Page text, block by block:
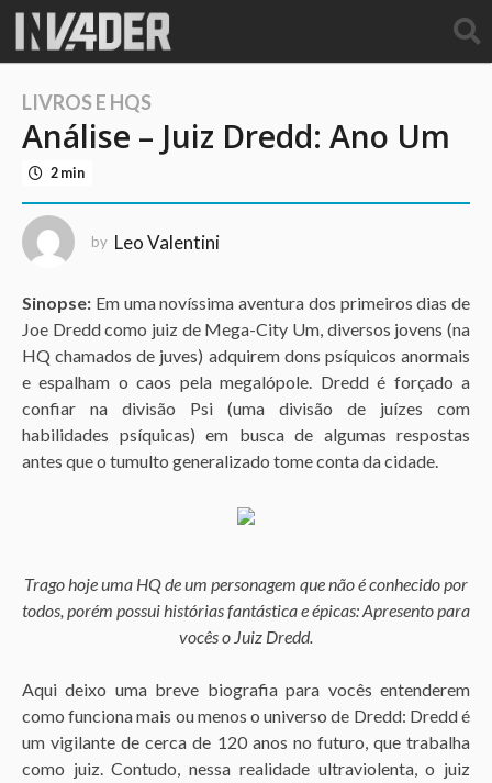
1
0
a
n
o
s
a
o
3
a
n
o
s
a
LIVROS E HQS
Análise – Juiz Dredd: Ano Um
2 min
by Leo Valentini
Sinopse: Em uma novíssima aventura dos primeiros dias de
Joe Dredd como juiz de Mega-City Um, diversos jovens (na
HQ chamados de juves) adquirem dons psíquicos anormais
e espalham o caos pela megalópole. Dredd é forçado a
confiar na divisão Psi (uma divisão de juízes com
habilidades psíquicas) em busca de algumas respostas
antes que o tumulto generalizado tome conta da cidade.
Trago hoje uma HQ de um personagem que não é conhecido por
todos, porém possui histórias fantástica e épicas: Apresento para
vocês o Juiz Dredd.
Aqui deixo uma breve biografia para vocês entenderem
como funciona mais ou menos o universo de Dredd: Dredd é
um vigilante de cerca de 120 anos no futuro, que trabalha
como juiz. Contudo, nessa realidade ultraviolenta, o juiz